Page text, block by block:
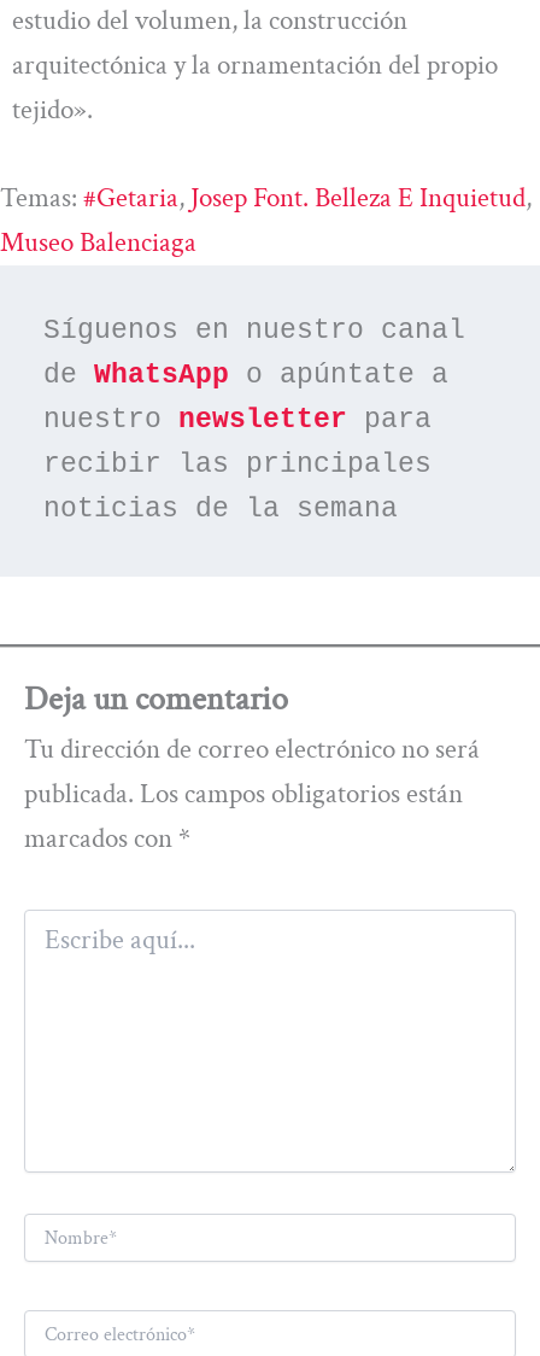
estudio del volumen, la construcción
arquitectónica y la ornamentación del propio
tejido».
Temas: #Getaria, Josep Font. Belleza E Inquietud
Museo Balenciaga
Síguenos en nuestro canal
de WhatsApp o apúntate a
nuestro newsletter para
recibir las principales
noticias de la semana
Deja un comentario
Tu dirección de correo electrónico no será
publicada. Los campos obligatorios están
marcados con *
Escribe
aquí...
electrónico*